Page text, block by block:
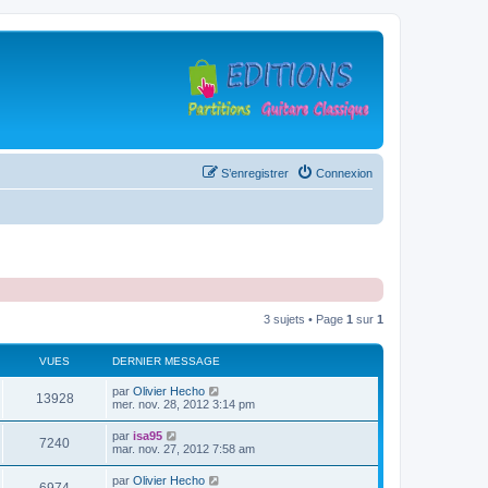
Connexion
S’enregistrer
3 sujets • Page 1 sur 1
VUES DERNIER MESSAGE
13928V
u
D
e
i
e
r
m
par Olivier Hecho
mer. nov. 28, 2012 3:14 pm
7240V
u
D
e
par isa95
mar. nov. 27, 2012 7:58 am
D
par Olivier Hecho